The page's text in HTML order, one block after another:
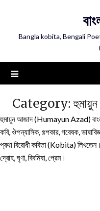
Bangla kobita, Bengali
Category:
হুমায়ুন আজাদ (Humayun Azad)
কবি, ঔপন্যাসিক, গল্পকার, গবেষক,
প্রথা বিরোধী কবিতা (Kobita)
দ্রোহ, ঘৃণা, বিবমিষা, প্রেম।